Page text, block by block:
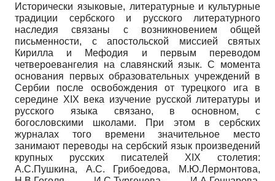
Исторически языковые, литературные и культурные
традиции сербского и русского литературного
наследия связаны с возникновением общей
письменности, с апостольской миссией святых
Кирилла и Мефодия и первым переводом
четвероевангелия на славянский язык. С момента
основания первых образовательных учреждений в
Сербии после освобождения от турецкого ига в
середине XIX века изучение русской литературы и
русского языка связано, в основном, с
богословскими школами. При этом в сербских
журналах того времени значительное место
занимают переводы на сербский язык произведений
крупных русских писателей XIX столетия:
А.С.Пушкина, А.С. Грибоедова, М.Ю.Лермонтова,